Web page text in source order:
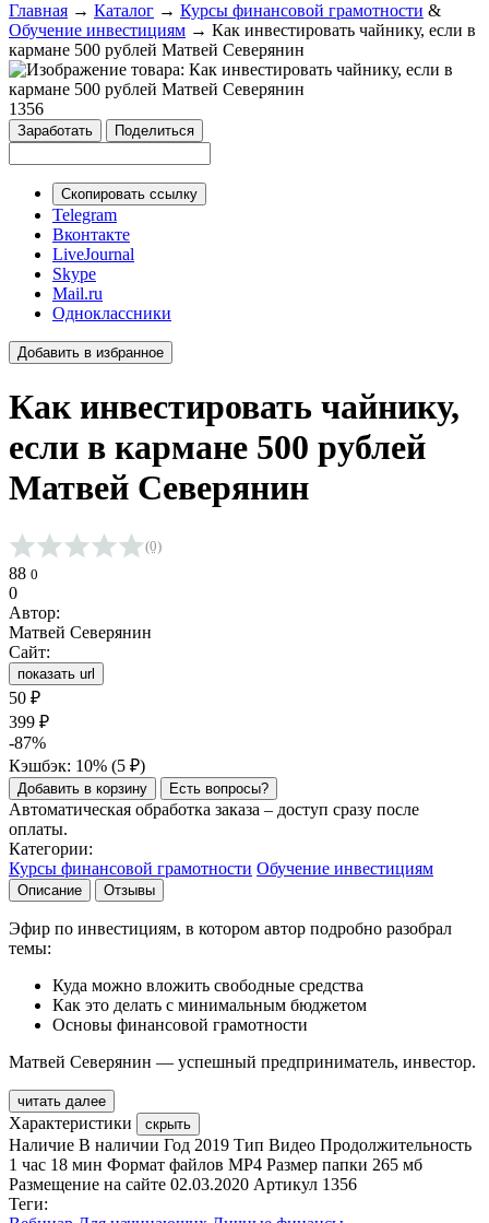
Главная → Каталог → Курсы финансовой грамотности &
Обучение инвестициям → Как инвестировать чайнику, если в
кармане 500 рублей Матвей Северянин
1356
Заработать Поделиться
Скопировать ссылку
Telegram
Вконтакте
LiveJournal
Skype
Mail.ru
Одноклассники
Добавить в избранное
Как инвестировать чайнику,
если в кармане 500 рублей
Матвей Северянин
Средняя оценка 0.0 из 5 на основании 0 голосов
(0)
88 0
0
Автор:
Матвей Северянин
Сайт:
показать url
50 ₽
399 ₽
-87%
Кэшбэк: 10% (5 ₽)
Добавить в корзину Есть вопросы?
Автоматическая обработка заказа – доступ сразу после
оплаты.
Категории:
Курсы финансовой грамотности Обучение инвестициям
Описание Отзывы
Эфир по инвестициям, в котором автор подробно разобрал
темы:
Куда можно вложить свободные средства
Как это делать с минимальным бюджетом
Основы финансовой грамотности
Матвей Северянин — успешный предприниматель, инвестор.
читать далее
Характеристики скрыть
Наличие В наличии Год 2019 Тип Видео Продолжительность
1 час 18 мин Формат файлов MP4 Размер папки 265 мб
Размещение на сайте 02.03.2020 Артикул 1356
Теги: